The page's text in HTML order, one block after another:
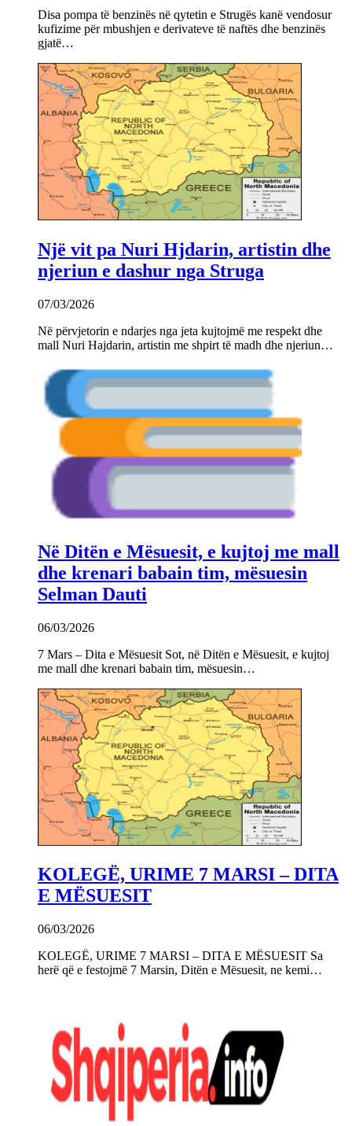
Disa pompa të benzinës në qytetin e Strugës kanë vendosur
kufizime për mbushjen e derivateve të naftës dhe benzinës
gjatë…
Një vit pa Nuri Hjdarin, artistin dhe
njeriun e dashur nga Struga
07/03/2026
Në përvjetorin e ndarjes nga jeta kujtojmë me respekt dhe
mall Nuri Hajdarin, artistin me shpirt të madh dhe njeriun…
Në Ditën e Mësuesit, e kujtoj me mall
dhe krenari babain tim, mësuesin
Selman Dauti
06/03/2026
7 Mars – Dita e Mësuesit Sot, në Ditën e Mësuesit, e kujtoj
me mall dhe krenari babain tim, mësuesin…
KOLEGË, URIME 7 MARSI – DITA
E MËSUESIT
06/03/2026
KOLEGË, URIME 7 MARSI – DITA E MËSUESIT Sa
herë që e festojmë 7 Marsin, Ditën e Mësuesit, ne kemi…